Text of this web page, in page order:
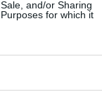
and/or Sharing
for which it